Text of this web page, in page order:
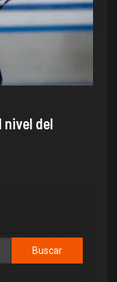
del
Buscar